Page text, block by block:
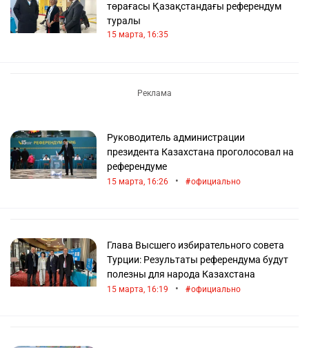
төрағасы Қазақстандағы референдум
туралы
15 марта, 16:35
Руководитель администрации
президента Казахстана проголосовал на
референдуме
15 марта, 16:26 • официально
Глава Высшего избирательного совета
Турции: Результаты референдума будут
полезны для народа Казахстана
15 марта, 16:19 • официально